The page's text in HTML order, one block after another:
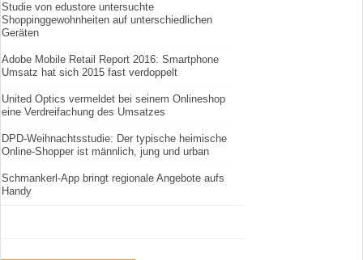
Studie von edustore untersuchte
Shoppinggewohnheiten auf unterschiedlichen
Geräten
Adobe Mobile Retail Report 2016: Smartphone
Umsatz hat sich 2015 fast verdoppelt
United Optics vermeldet bei seinem Onlineshop
eine Verdreifachung des Umsatzes
DPD-Weihnachtsstudie: Der typische heimische
Online-Shopper ist männlich, jung und urban
Schmankerl-App bringt regionale Angebote aufs
Handy